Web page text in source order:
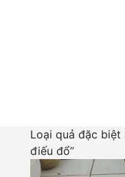
Loại quả đặc biệt
điếu đổ”